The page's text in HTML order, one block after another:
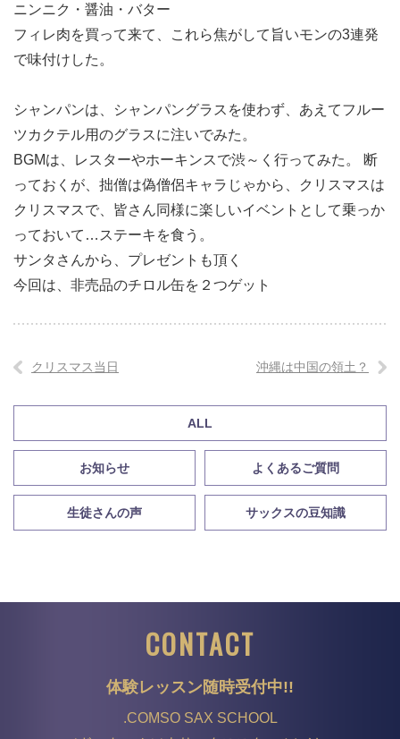
ニンニク・醤油・バター
フィレ肉を買って来て、これら焦がして旨いモンの3連発
で味付けした。
シャンパンは、シャンパングラスを使わず、あえてフルー
ツカクテル用のグラスに注いでみた。
BGMは、レスターやホーキンスで渋～く行ってみた。 断
っておくが、拙僧は偽僧侶キャラじゃから、
クリスマスは
クリスマスで、皆さん同様に楽しいイベントとして乗っか
っておいて…ステーキを食う。
サンタさんから、 プレゼントも頂く
今回は、非売品のチロル缶を２つゲット
クリスマス当日 沖縄は中国の領土？
ALL
お知らせ よくあるご質問
生徒さんの声 サックスの豆知識
CONTACT
体験レッスン随時受付中!!
.COMSO SAX SCHOOL